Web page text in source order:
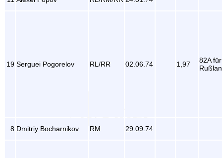
19 Serguei Pogorelov RL/RR 02.06.74 1,97
82A für
8 Dmitriy Bocharnikov RM 29.09.74